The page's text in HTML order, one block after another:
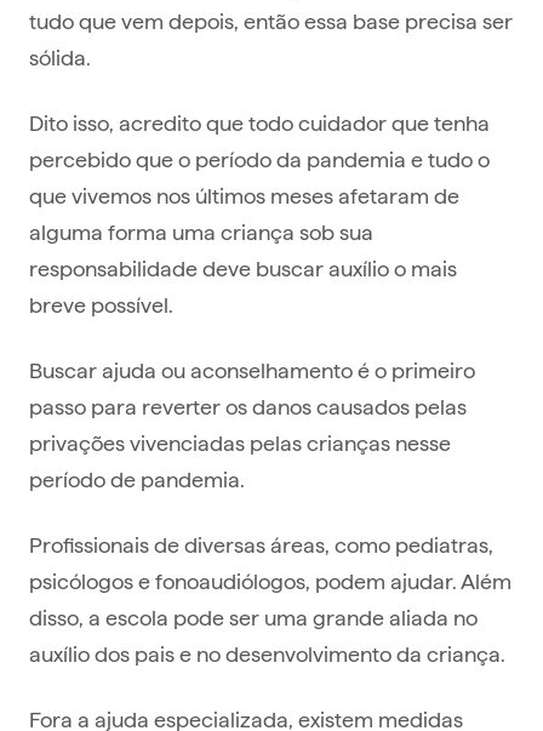
tudo que vem depois, então essa base precisa ser
sólida.
Dito isso, acredito que todo cuidador que tenha
percebido que o período da pandemia e tudo o
que vivemos nos últimos meses afetaram de
alguma forma uma criança sob sua
responsabilidade deve buscar auxílio o mais
breve possível.
Buscar ajuda ou aconselhamento é o primeiro
passo para reverter os danos causados pelas
privações vivenciadas pelas crianças nesse
período de pandemia.
Profissionais de diversas áreas, como pediatras,
psicólogos e fonoaudiólogos, podem ajudar. Além
disso, a escola pode ser uma grande aliada no
auxílio dos pais e no desenvolvimento da criança.
Fora a ajuda especializada, existem medidas